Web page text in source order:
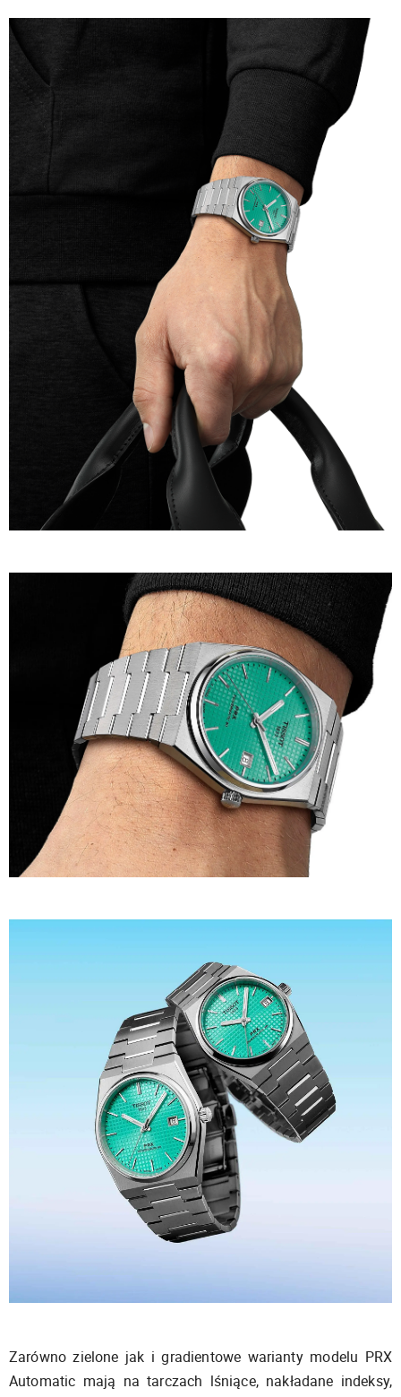
Zarówno zielone jak i gradientowe warianty modelu PRX
Automatic mają na tarczach lśniące, nakładane indeksy,